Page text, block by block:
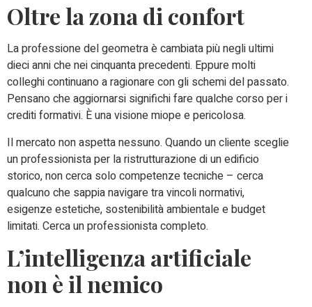
Oltre la zona di confort
La professione del geometra è cambiata più negli ultimi
dieci anni che nei cinquanta precedenti. Eppure molti
colleghi continuano a ragionare con gli schemi del passato.
Pensano che aggiornarsi significhi fare qualche corso per i
crediti formativi. È una visione miope e pericolosa.
Il mercato non aspetta nessuno. Quando un cliente sceglie
un professionista per la ristrutturazione di un edificio
storico, non cerca solo competenze tecniche – cerca
qualcuno che sappia navigare tra vincoli normativi,
esigenze estetiche, sostenibilità ambientale e budget
limitati. Cerca un professionista completo.
L’intelligenza artificiale
non è il nemico